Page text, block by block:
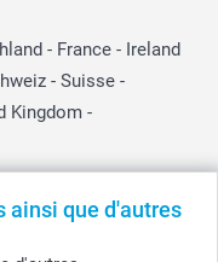
ainsi que d'autres
- France - Ireland
- Suisse -
Kingdom -
et hors frais de port.